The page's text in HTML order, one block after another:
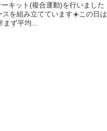
キット(複合運動)を行いました
スを組み立てています☀️この日は
ず平均...